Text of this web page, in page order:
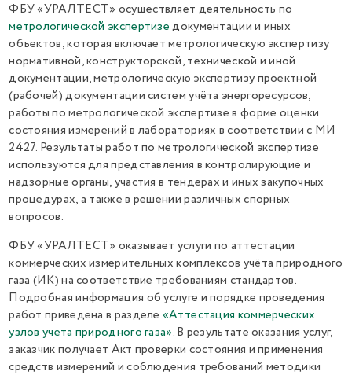
ФБУ «УРАЛТЕСТ» осуществляет деятельность по
метрологической экспертизедокументации и иных
объектов, которая включает метрологическую экспертизу
нормативной, конструкторской, технической и иной
документации, метрологическую экспертизу проектной
(рабочей) документации систем учёта энергоресурсов,
работы по метрологической экспертизе в форме оценки
состояния измерений в лабораториях в соответствии с МИ
2427. Результаты работ по метрологической экспертизе
используются для представления в контролирующие и
надзорные органы, участия в тендерах и иных закупочных
процедурах, а также в решении различных спорных
вопросов.
ФБУ «УРАЛТЕСТ» оказывает услуги по аттестации
коммерческих измерительных комплексов учёта природного
газа (ИК) на соответствие требованиям стандартов.
Подробная информация об услуге и порядке проведения
работ приведена в разделе«Аттестация коммерческих
узлов учета природного газа». В результате оказания услуг,
заказчик получает Акт проверки состояния и применения
средств измерений и соблюдения требований методики